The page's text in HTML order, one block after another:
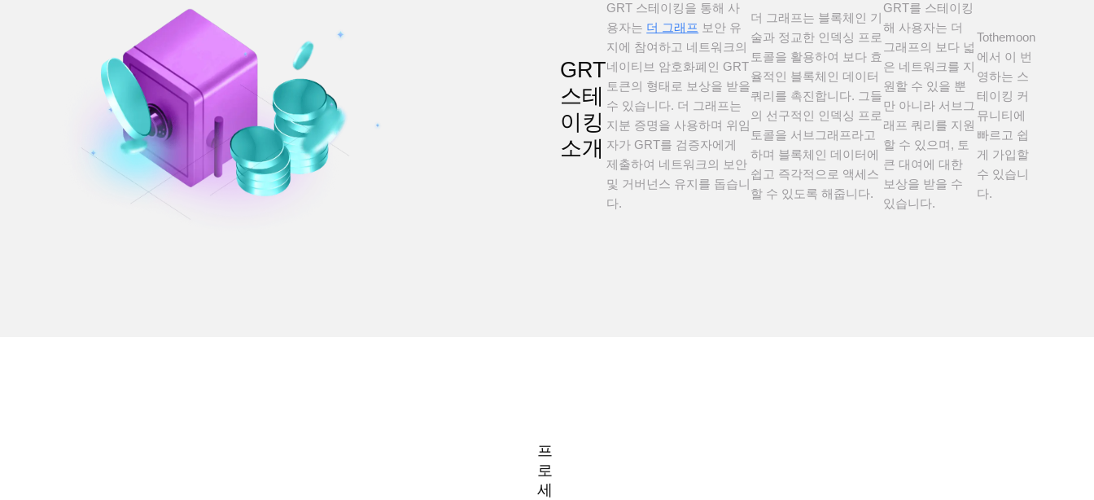
GRT
스테
이킹
소개
GRT 스테이킹을 통해 사
용자는 더 그래프 보안 유
지에 참여하고 네트워크의
네이티브 암호화폐인 GRT
토큰의 형태로 보상을 받을
수 있습니다. 더 그래프는
지분 증명을 사용하며 위임
자가 GRT를 검증자에게
제출하여 네트워크의 보안
및 거버넌스 유지를 돕습니
다.
더 그래프는 블록체인 기
술과 정교한 인덱싱 프로
토콜을 활용하여 보다 효
율적인 블록체인 데이터
쿼리를 촉진합니다. 그들
의 선구적인 인덱싱 프로
토콜을 서브그래프라고
하며 블록체인 데이터에
쉽고 즉각적으로 액세스
할 수 있도록 해줍니다.
GRT를 스테이킹
해 사용자는 더
그래프의 보다 넓
은 네트워크를 지
원할 수 있을 뿐
만 아니라 서브그
래프 쿼리를 지원
할 수 있으며, 토
큰 대여에 대한
보상을 받을 수
있습니다.
Tothemoon
에서 이 번
영하는 스
테이킹 커
뮤니티에
빠르고 쉽
게 가입할
수 있습니
다.
프
로
세